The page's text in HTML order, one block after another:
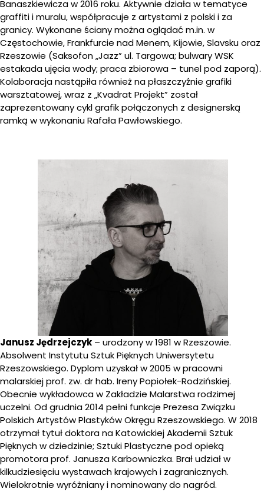
Banaszkiewicza w 2016 roku. Aktywnie działa w tematyce
graffiti i muralu, współpracuje z artystami z polski i za
granicy. Wykonane ściany można oglądać m.in. w
Częstochowie, Frankfurcie nad Menem, Kijowie, Slavsku oraz
Rzeszowie (Saksofon „Jazz” ul. Targowa; bulwary WSK
estakada ujęcia wody; praca zbiorowa – tunel pod zaporą).
Kolaboracja nastąpiła również na płaszczyźnie grafiki
warsztatowej, wraz z „Kvadrat Projekt” został
zaprezentowany cykl grafik połączonych z designerską
ramką w wykonaniu Rafała Pawłowskiego.
Janusz Jędrzejczyk – urodzony w 1981 w Rzeszowie.
Absolwent Instytutu Sztuk Pięknych Uniwersytetu
Rzeszowskiego. Dyplom uzyskał w 2005 w pracowni
malarskiej prof. zw. dr hab. Ireny Popiołek-Rodzińskiej.
Obecnie wykładowca w Zakładzie Malarstwa rodzimej
uczelni. Od grudnia 2014 pełni funkcje Prezesa Związku
Polskich Artystów Plastyków Okręgu Rzeszowskiego. W 2018
otrzymał tytuł doktora na Katowickiej Akademii Sztuk
Pięknych w dziedzinie; Sztuki Plastyczne pod opieką
promotora prof. Janusza Karbowniczka. Brał udział w
kilkudziesięciu wystawach krajowych i zagranicznych.
Wielokrotnie wyróżniany i nominowany do nagród.